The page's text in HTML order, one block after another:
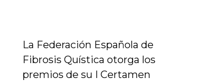
La Federación Española de
Fibrosis Quística otorga los
premios de su I Certamen